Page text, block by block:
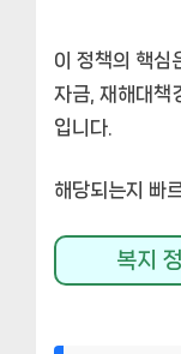
이 정책의 핵심
자금, 재해대책
입니다.
해당되는지 빠
복지